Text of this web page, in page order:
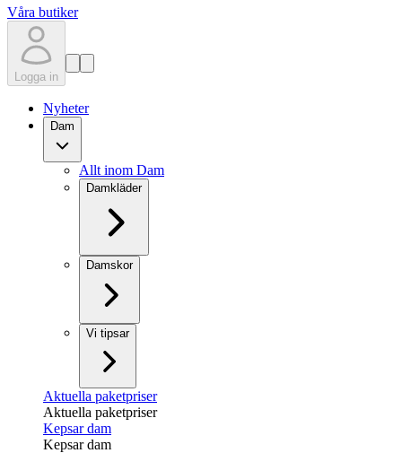
Våra butiker
Logga in
Nyheter
Dam
Allt inom Dam
Damkläder
Damskor
Vi tipsar
Aktuella paketpriser
Aktuella paketpriser
Kepsar dam
Kepsar dam